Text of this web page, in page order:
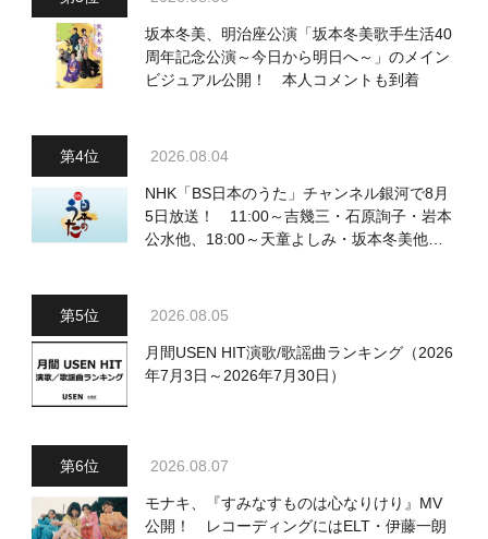
坂本冬美、明治座公演「坂本冬美歌手生活40
周年記念公演～今日から明日へ～」のメイン
ビジュアル公開！ 本人コメントも到着
2026.08.04
NHK「BS日本のうた」チャンネル銀河で8月
5日放送！ 11:00～吉幾三・石原詢子・岩本
公水他、18:00～天童よしみ・坂本冬美他登
2026.08.05
月間USEN HIT演歌/歌謡曲ランキング（2026
年7月3日～2026年7月30日）
2026.08.07
モナキ、『すみなすものは心なりけり』MV
公開！ レコーディングにはELT・伊藤一朗